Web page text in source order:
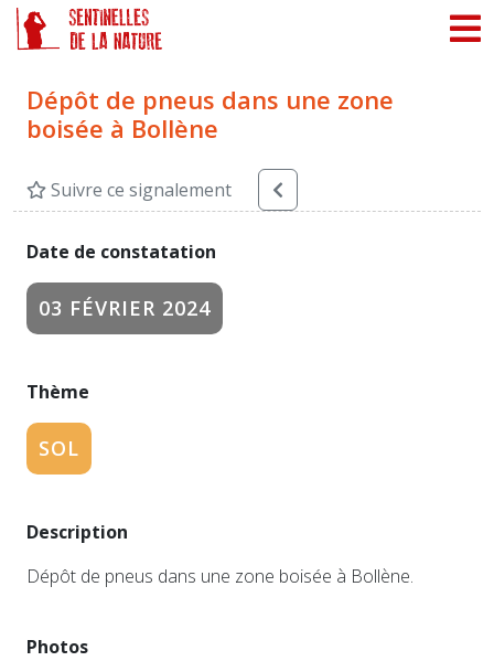
Dépôt de pneus dans une zone
boisée à Bollène
Suivre ce signalement
Date de constatation
03 FÉVRIER 2024
Thème
SOL
Description
Dépôt de pneus dans une zone boisée à Bollène.
Photos
Panneau de gestion des cookies